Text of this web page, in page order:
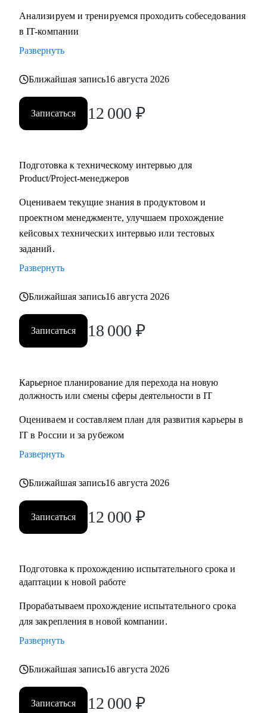
Анализируем и тренируемся проходить собеседования
в IT-компании
Развернуть
Ближайшая запись16 августа 2026
Записаться 12 000 ₽
Подготовка к техническому интервью для
Product/Project-менеджеров
Оцениваем текущие знания в продуктовом и
проектном менеджменте, улучшаем прохождение
кейсовых технических интервью или тестовых
заданий.
Развернуть
Ближайшая запись16 августа 2026
Записаться 18 000 ₽
Карьерное планирование для перехода на новую
должность или смены сферы деятельности в IT
Оцениваем и составляем план для развития карьеры в
IT в России и за рубежом
Развернуть
Ближайшая запись16 августа 2026
Записаться 12 000 ₽
Подготовка к прохождению испытательного срока и
адаптации к новой работе
Прорабатываем прохождение испытательного срока
для закрепления в новой компании.
Развернуть
Ближайшая запись16 августа 2026
Записаться 12 000 ₽